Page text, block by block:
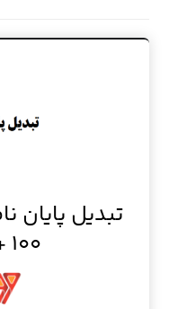
تبدیل پایان
۱۰۰ + نکات مهم